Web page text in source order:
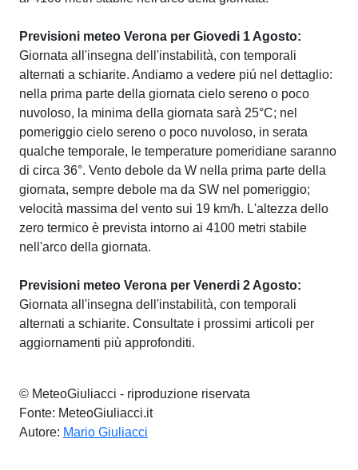
Previsioni meteo Verona per Giovedi 1 Agosto:
Giornata all'insegna dell'instabilità, con temporali
alternati a schiarite. Andiamo a vedere piú nel dettaglio:
nella prima parte della giornata cielo sereno o poco
nuvoloso, la minima della giornata sarà 25°C; nel
pomeriggio cielo sereno o poco nuvoloso, in serata
qualche temporale, le temperature pomeridiane saranno
di circa 36°. Vento debole da W nella prima parte della
giornata, sempre debole ma da SW nel pomeriggio;
velocità massima del vento sui 19 km/h. L'altezza dello
zero termico è prevista intorno ai 4100 metri stabile
nell'arco della giornata.
Previsioni meteo Verona per Venerdi 2 Agosto:
Giornata all'insegna dell'instabilità, con temporali
alternati a schiarite. Consultate i prossimi articoli per
aggiornamenti più approfonditi.
© MeteoGiuliacci - riproduzione riservata
Fonte: MeteoGiuliacci.it
Autore: Mario Giuliacci